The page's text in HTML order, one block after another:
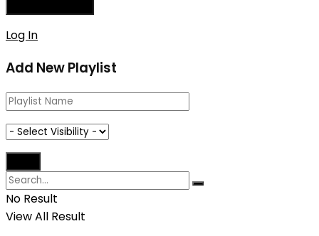
Log In
Add New Playlist
No Result
View All Result